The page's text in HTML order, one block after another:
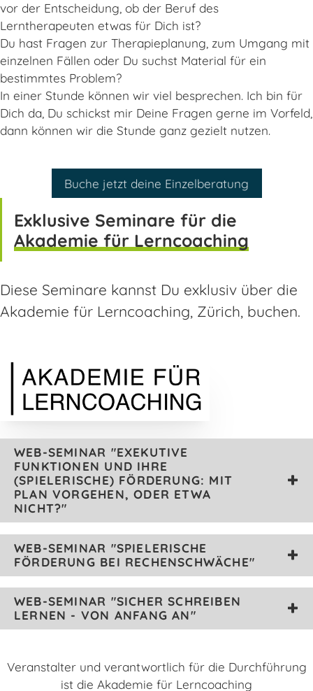
vor der Entscheidung, ob der Beruf des
Lerntherapeuten etwas für Dich ist?
Du hast Fragen zur Therapieplanung, zum Umgang mit
einzelnen Fällen oder Du suchst Material für ein
bestimmtes Problem?
In einer Stunde können wir viel besprechen. Ich bin für
Dich da, Du schickst mir Deine Fragen gerne im Vorfeld,
dann können wir die Stunde ganz gezielt nutzen.
Buche jetzt deine Einzelberatung
Exklusive Seminare für die
Akademie für Lerncoaching
Diese Seminare kannst Du exklusiv über die
Akademie für Lerncoaching, Zürich, buchen.
WEB-SEMINAR "EXEKUTIVE
FUNKTIONEN UND IHRE
(SPIELERISCHE) FÖRDERUNG: MIT
PLAN VORGEHEN, ODER ETWA
NICHT?"
WEB-SEMINAR "SPIELERISCHE
FÖRDERUNG BEI RECHENSCHWÄCHE"
WEB-SEMINAR "SICHER SCHREIBEN
LERNEN - VON ANFANG AN"
Veranstalter und verantwortlich für die Durchführung
ist die Akademie für Lerncoaching